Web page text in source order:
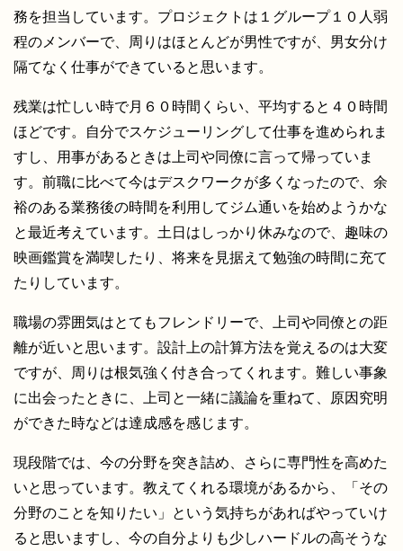
務を担当しています。プロジェクトは１グループ１０人弱
程のメンバーで、周りはほとんどが男性ですが、男女分け
隔てなく仕事ができていると思います。
残業は忙しい時で月６０時間くらい、平均すると４０時間
ほどです。自分でスケジューリングして仕事を進められま
すし、用事があるときは上司や同僚に言って帰っていま
す。前職に比べて今はデスクワークが多くなったので、余
裕のある業務後の時間を利用してジム通いを始めようかな
と最近考えています。土日はしっかり休みなので、趣味の
映画鑑賞を満喫したり、将来を見据えて勉強の時間に充て
たりしています。
職場の雰囲気はとてもフレンドリーで、上司や同僚との距
離が近いと思います。設計上の計算方法を覚えるのは大変
ですが、周りは根気強く付き合ってくれます。難しい事象
に出会ったときに、上司と一緒に議論を重ねて、原因究明
ができた時などは達成感を感じます。
現段階では、今の分野を突き詰め、さらに専門性を高めた
いと思っています。教えてくれる環境があるから、「その
分野のことを知りたい」という気持ちがあればやっていけ
ると思いますし、今の自分よりも少しハードルの高そうな